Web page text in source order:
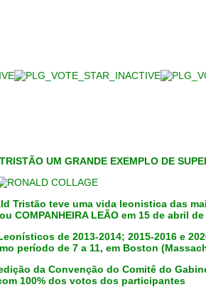
UM GRANDE EXEMPLO DE
Tristão teve uma vida leonistica das
COMPANHEIRA LEÃO em 15 de abril de
de 2013-2014; 2015-2016 e
período de 7 a 11, em Boston
da Convenção do Comitê do
100% dos votos dos participantes